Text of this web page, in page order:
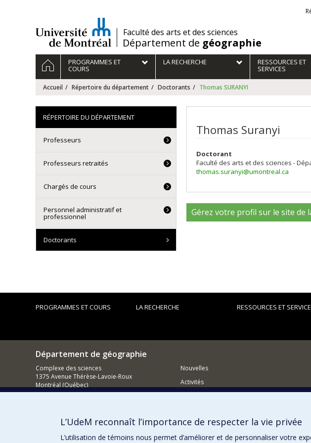
/Faculté des arts et des sciences
Département de géographie
Navigation
principale
ACCUEILPROGRAMMES ET
COURS
LA RECHERCHE RESSOURCES ET
SERVICES
Accueil Répertoire du département Doctorants Thomas SURANYI
Thomas Suranyi
Doctorant
Faculté des arts et des sciences -
thomas.suranyi@umontreal.ca
Gérez votre profil sur le site de
RÉPERTOIRE DU DÉPARTEMENT
Professeurs
Professeurs retraités
Chargés de cours
Personnel administratif et
professionnel
Doctorants
PROGRAMMES ET COURS LA RECHERCHE RESSOURCES ET
Département de géographie
Complexe des sciences
1375 Avenue Thérèse-Lavoie-Roux
Montréal (Québec)
H2V 0B3
Nouvelles
Activités
L’UdeM reconnaît l’importance de respecter la vie privée
L’utilisation de témoins nous permet d’améliorer et de personnaliser votre